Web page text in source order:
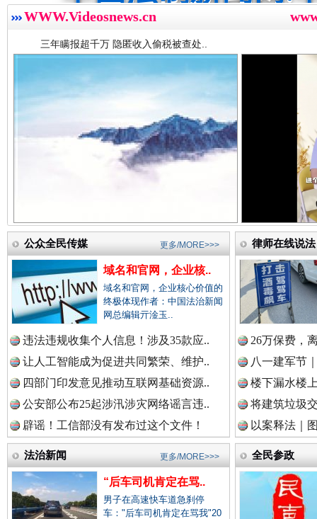
中国法治新闻网.
中国法院新闻网.
中国检察新闻网.
中国医药新闻网.
中国企业新闻网.
中国农业新闻网.
中国视频新闻网.
中国廉政法纪网.
WWW.Videosnews.cn
祁连巍巍树丰碑 高回
一枚“钉子”竟然扎入要害部门
雄关漫道展新颜 “
公众全民传媒
域名和官网，企业核..
域名和官网，企业核心价值的
终极体现作者：中国法治新闻
网总编辑亓淦玉..
违法违规收集个人信息！涉及35款应..
让人工智能成为促进共同繁荣、维护..
四部门印发意见推动互联网基础资源..
公安部公布25起涉汛涉灾网络谣言违..
辟谣！工信部没有发布过这个文件！
更多/MORE>>> 律师在线说法
26万保费，
八一建军节
楼下漏水楼
将建筑垃圾
以案释法｜
法治新闻
“后车司机肯定在骂..
男子在高速快车道急刹停
车："后车司机肯定在骂我"20
更多/MORE>>> 全民参政